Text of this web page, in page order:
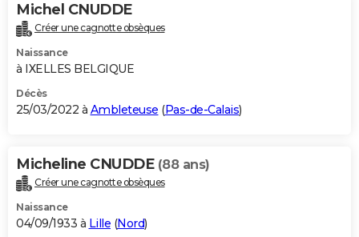
Michel CNUDDE
Créer une cagnotte obsèques
Naissance
à IXELLES BELGIQUE
Décès
25/03/2022 à Ambleteuse (Pas-de-Calais)
Micheline CNUDDE (88 ans)
Créer une cagnotte obsèques
Naissance
04/09/1933 à Lille (Nord)